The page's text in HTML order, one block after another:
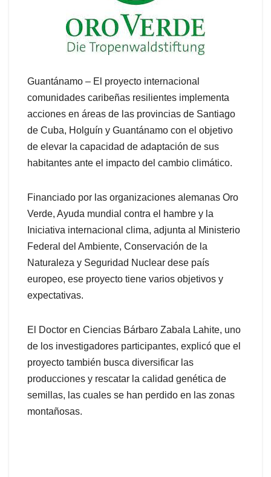
Guantánamo – El proyecto internacional
comunidades caribeñas resilientes implementa
acciones en áreas de las provincias de Santiago
de Cuba, Holguín y Guantánamo con el objetivo
de elevar la capacidad de adaptación de sus
habitantes ante el impacto del cambio climático.
Financiado por las organizaciones alemanas Oro
Verde, Ayuda mundial contra el hambre y la
Iniciativa internacional clima, adjunta al Ministerio
Federal del Ambiente, Conservación de la
Naturaleza y Seguridad Nuclear dese país
europeo, ese proyecto tiene varios objetivos y
expectativas.
El Doctor en Ciencias Bárbaro Zabala Lahite, uno
de los investigadores participantes, explicó que el
proyecto también busca diversificar las
producciones y rescatar la calidad genética de
semillas, las cuales se han perdido en las zonas
montañosas.